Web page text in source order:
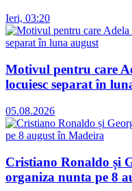
Ieri, 03:20
Motivul pentru care
locuiesc separat în
05.08.2026
Cristiano Ronaldo și
organiza nunta pe 8